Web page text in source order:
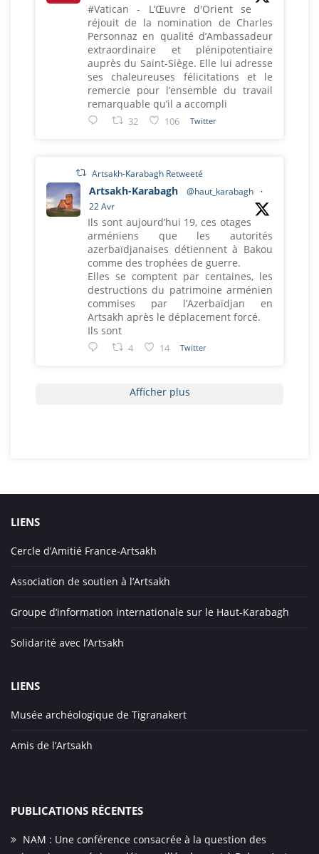
#Vatican - L’Œuvre d'Orient se
réjouit de la nomination de Charles
Personnaz en qualité d’Ambassadeur
extraordinaire et plénipotentiaire
auprès du Saint-Siège. Elle lui adresse
ses chaleureuses félicitations et le
remercie pour l’ensemble du travail
remarquable qu’il a accompli
32 106 Twitter
Artsakh-Karabagh Retweeté
Artsakh-Karabagh @haut_karabagh
·
22 Avr
Ils sont aujourd’hui 19, ces otages
arméniens que les autorités
azerbaïdjanaises détiennent à Bakou
comme des trophées de guerre.
Elles se comptent par centaines, les
destructions du patrimoine arménien
commises par l’Azerbaïdjan en
Artsakh après le déplacement forcé.
Ils sont
4 14 Twitter
Afficher plus
LIENS
Cercle d’Amitié France-Artsakh
Association de soutien à l’Artsakh
Groupe d’information internationale sur le Haut-Karabagh
Solidarité avec l’Artsakh
LIENS
Musée archéologique de Tigranakert
Amis de l’Artsakh
PUBLICATIONS RÉCENTES
NAM : Une conférence consacrée à la question des